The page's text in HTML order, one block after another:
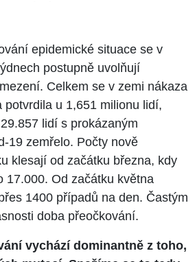
epidemické situace se v
postupně uvolňují
Celkem se v zemi nákaza
potvrdila u 1,651 milionu lidí,
lidí s prokázaným
19 zemřelo. Počty nově
klesají od začátku března, kdy
17.000. Od začátku května
1400 případů na den. Častým
doba přeočkování.
vychází dominantně z toho,